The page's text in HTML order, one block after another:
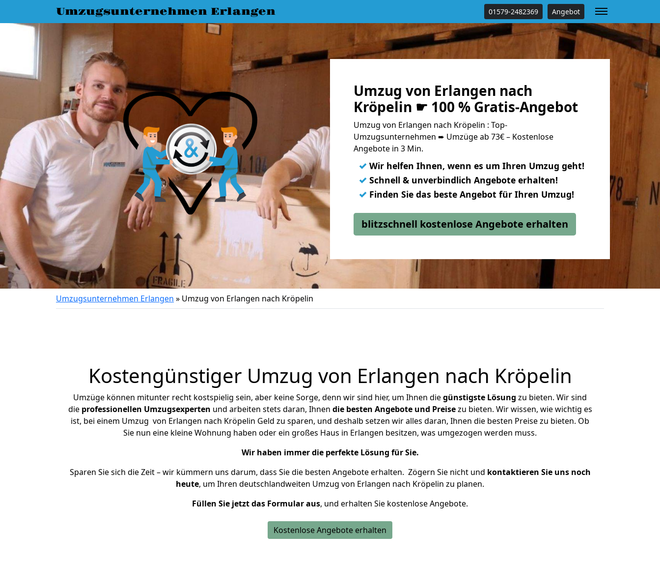
Umzugsunternehmen Erlangen 01579-2482369 Angebot
Umzug von Erlangen nach
Kröpelin ☛ 100 % Gratis-Angebot
Umzug von Erlangen nach Kröpelin : Top-
Umzugsunternehmen ➨ Umzüge ab 73€ – Kostenlose
Angebote in 3 Min.
✓ Wir helfen Ihnen, wenn es um Ihren Umzug geht!
✓ Schnell & unverbindlich Angebote erhalten!
✓ Finden Sie das beste Angebot für Ihren Umzug!
blitzschnell kostenlose Angebote erhalten
Umzugsunternehmen Erlangen » Umzug von Erlangen nach Kröpelin
Kostengünstiger Umzug von Erlangen nach Kröpelin
Umzüge können mitunter recht kostspielig sein, aber keine Sorge, denn wir sind hier, um Ihnen diegünstigste Lösung zu bieten. Wir sind
die professionellen Umzugsexperten und arbeiten stets daran, Ihnen die besten Angebote und Preisezu bieten. Wir wissen, wie wichtig es
ist, bei einem Umzug von Erlangen nach Kröpelin Geld zu sparen, und deshalb setzen wir alles daran, Ihnen die besten Preise zu bieten. Ob
Sie nun eine kleine Wohnung haben oder ein großes Haus in Erlangen besitzen, was umgezogen werden muss.
Wir haben immer die perfekte Lösung für Sie.
Sparen Sie sich die Zeit – wir kümmern uns darum, dass Sie die besten Angebote erhalten. Zögern Sie nicht und kontaktieren Sie uns noch
heute, um Ihren deutschlandweiten Umzug von Erlangen nach Kröpelin zu planen.
Füllen Sie jetzt das Formular aus, und erhalten Sie kostenlose Angebote.
Kostenlose Angebote erhalten